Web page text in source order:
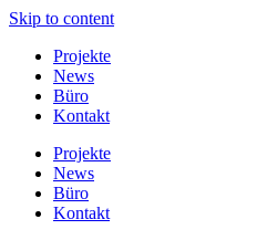
Skip to content
Projekte
News
Büro
Kontakt
Projekte
News
Büro
Kontakt